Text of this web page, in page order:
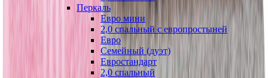
Перкаль
Евро мини
2,0 спальный с европростыней
Евро
Семейный (дуэт)
Евростандарт
2,0 спальный